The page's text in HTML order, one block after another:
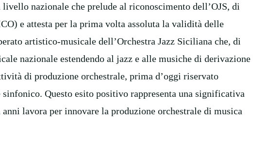
nazionale che prelude al riconoscimento dell’OJS, di
e attesta per la prima volta assoluta la validità delle
artistico-musicale dell’Orchestra Jazz Siciliana che, di
nazionale estendendo al jazz e alle musiche di derivazione
di produzione orchestrale, prima d’oggi riservato
Questo esito positivo rappresenta una significativa
lavora per innovare la produzione orchestrale di musica